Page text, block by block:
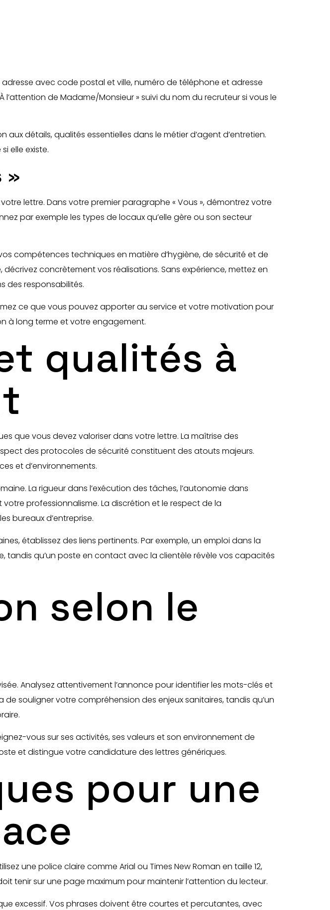
avec code postal et ville, numéro de téléphone et adresse
de Madame/Monsieur » suivi du nom du recruteur si vous le
détails, qualités essentielles dans le métier d’agent d’entretien.
elle existe.
»
lettre. Dans votre premier paragraphe « Vous », démontrez votre
par exemple les types de locaux qu’elle gère ou son secteur
compétences techniques en matière d’hygiène, de sécurité et de
concrètement vos réalisations. Sans expérience, mettez en
des responsabilités.
ce que vous pouvez apporter au service et votre motivation pour
à long terme et votre engagement.
qualités à
que vous devez valoriser dans votre lettre. La maîtrise des
des protocoles de sécurité constituent des atouts majeurs.
et d’environnements.
La rigueur dans l’exécution des tâches, l’autonomie dans
professionnalisme. La discrétion et le respect de la
bureaux d’entreprise.
établissez des liens pertinents. Par exemple, un emploi dans la
tandis qu’un poste en contact avec la clientèle révèle vos capacités
selon le
Analysez attentivement l’annonce pour identifier les mots-clés et
souligner votre compréhension des enjeux sanitaires, tandis qu’un
vous sur ses activités, ses valeurs et son environnement de
et distingue votre candidature des lettres génériques.
pour une
une police claire comme Arial ou Times New Roman en taille 12,
tenir sur une page maximum pour maintenir l’attention du lecteur.
excessif. Vos phrases doivent être courtes et percutantes, avec